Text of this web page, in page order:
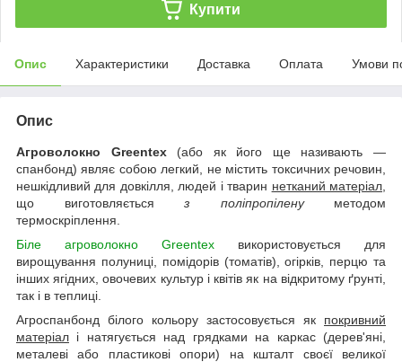
Купити
Опис Характеристики Доставка Оплата Умови
Опис
Агроволокно Greentex (або як його ще називають —
спанбонд) являє собою легкий, не містить токсичних речовин,
нешкідливий для довкілля, людей і тварин нетканий матеріал
що виготовляється з поліпропіленуметодом
термоскріплення.
Біле агроволокно Greentex використовується для
вирощування полуниці, помідорів (томатів), огірків, перцю та
інших ягідних, овочевих культур і квітів як на відкритому ґрунті,
так і в теплиці.
Агроспанбонд білого кольору застосовується як покривний
матеріал і натягується над грядками на каркас (дерев'яні,
металеві або пластикові опори) на кшталт своєї великої